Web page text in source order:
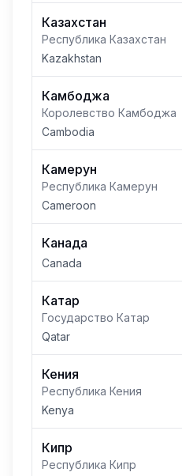
Казахстан
Республика Казахстан
Kazakhstan
Камбоджа
Королевство Камбоджа
Cambodia
Камерун
Республика Камерун
Cameroon
Канада
Canada
Катар
Государство Катар
Qatar
Кения
Республика Кения
Kenya
Кипр
Республика Кипр